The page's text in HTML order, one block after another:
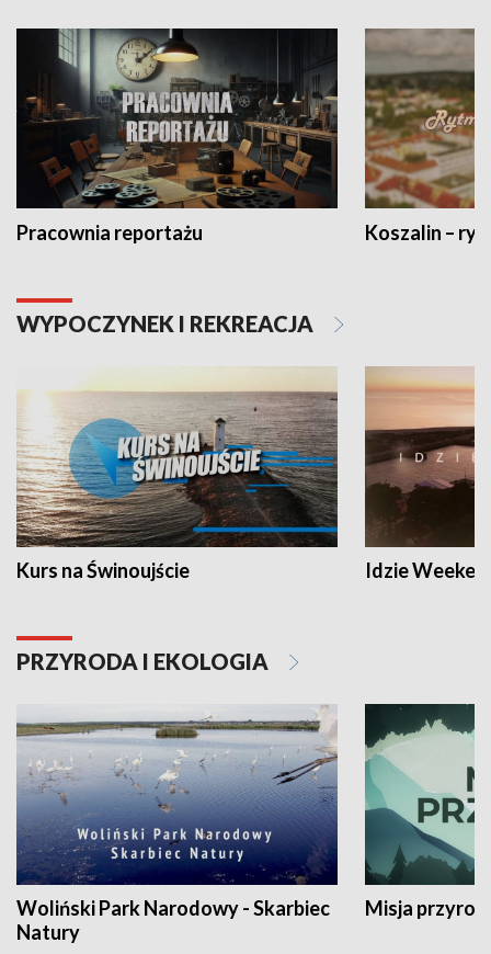
Pracownia reportażu Koszalin –
WYPOCZYNEK I REKREACJA
Kurs na Świnoujście Idzie
PRZYRODA I EKOLOGIA
Woliński Park Narodowy - Skarbiec
Natury
Misja